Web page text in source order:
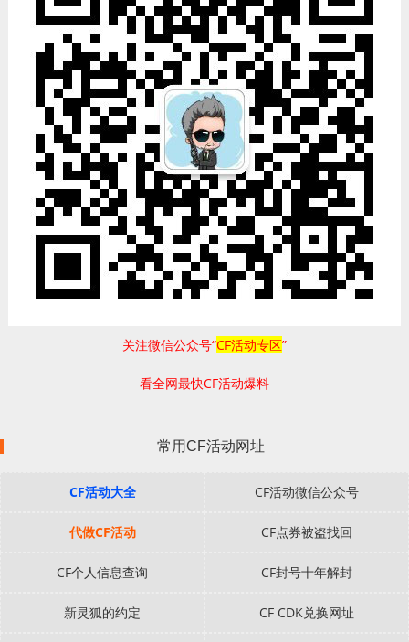
关注微信公众号“CF活动专区”
看全网最快CF活动爆料
常用CF活动网址
CF活动大全 CF活动微信公众号
代做CF活动 CF点券被盗找回
CF个人信息查询 CF封号十年解封
新灵狐的约定 CF CDK兑换网址